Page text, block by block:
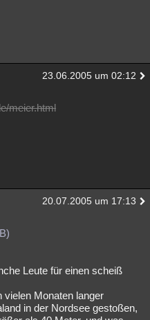
Esoterik Literatur
Allmystery
23.06.2005 um 02:12
meier.html
20.07.2005 um 17:13
Leute für einen scheiß
vielen Monaten langer
in der Nordsee gestoßen,